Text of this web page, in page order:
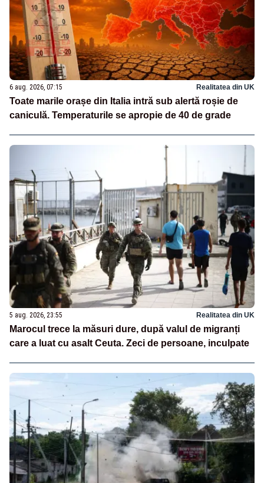
6 aug. 2026, 07:15 Realitatea din UK
Toate marile orașe din Italia intră sub alertă roșie de
caniculă. Temperaturile se apropie de 40 de grade
5 aug. 2026, 23:55 Realitatea din UK
Marocul trece la măsuri dure, după valul de migranți
care a luat cu asalt Ceuta. Zeci de persoane, inculpate